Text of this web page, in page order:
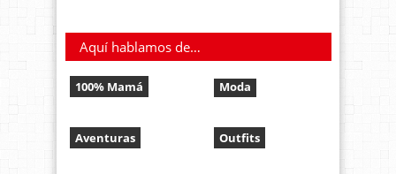
Aquí hablamos de…
100% Mamá
Aventuras
Moda
Outfits